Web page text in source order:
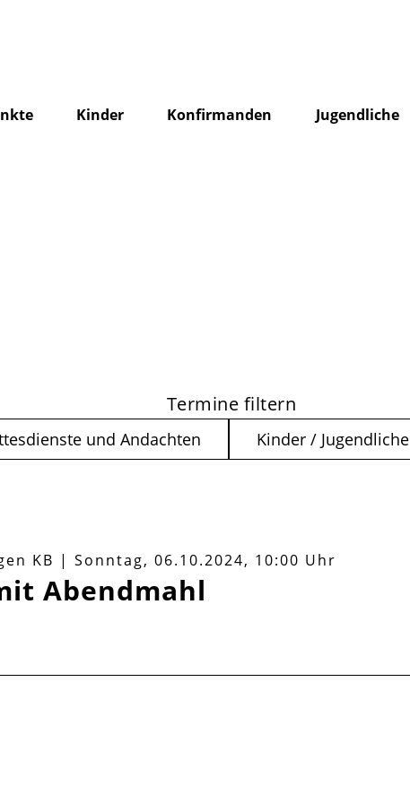
Kinder Konfirmanden Jugendliche
Termine filtern
und Andachten Kinder / Jugendliche
KB | Sonntag, 06.10.2024, 10:00 Uhr
Abendmahl